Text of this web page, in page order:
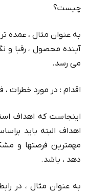
چیست؟
به عنوان مثال ، عمده
آینده محصول ، رقبا و
می رسد.
اقدام : در مورد خطرات
اینجاست که اهداف
اهداف البته باید
مهمترین فرصتها و
دهد ، باشد.
به عنوان مثال ، در